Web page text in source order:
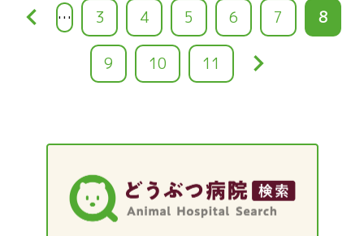
keyboard_arrow_left …
ペ
ー
ジ
3
ペ
ー
ジ
4
ペ
ー
ジ
5
ペ
ー
ジ
6
ペ
7
カ
ー
8
ペ
9
ペ
10
ペ
11 keyboard_arrow_right